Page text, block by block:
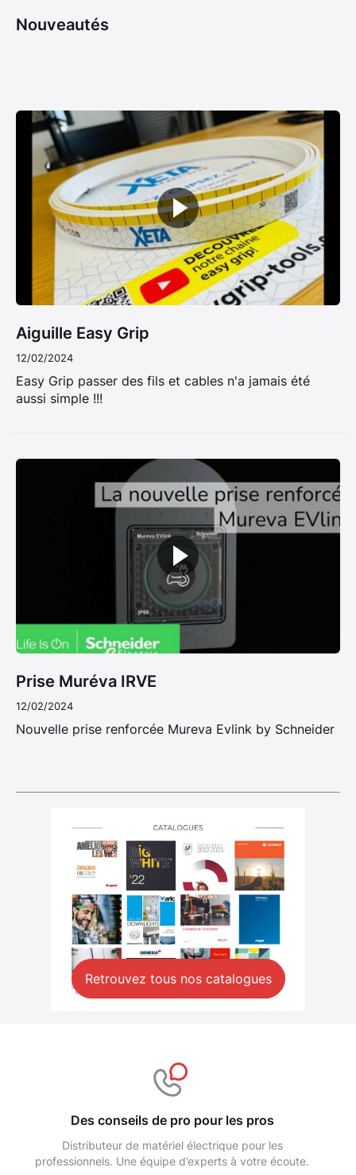
Nouveautés
Aiguille Easy Grip
12/02/2024
Easy Grip passer des fils et cables n'a jamais été
aussi simple !!!
Prise Muréva IRVE
12/02/2024
Nouvelle prise renforcée Mureva Evlink by Schneider
Retrouvez tous nos catalogues
Des conseils de pro pour les pros
Distributeur de matériel électrique pour les
professionnels. Une équipe d’experts à votre écoute.